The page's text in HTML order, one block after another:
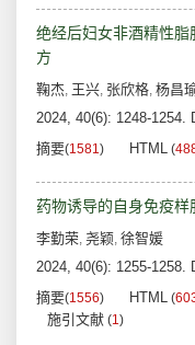
绝经后妇女非酒精性
方
鞠杰, 王兴, 张欣格, 杨昌
2024, 40(6): 1248-1254.
摘要(1581) HTML (
药物诱导的自身免疫样
李勤荣, 尧颖, 徐智媛
2024, 40(6): 1255-1258.
摘要(1556) HTML (
施引文献 (1)